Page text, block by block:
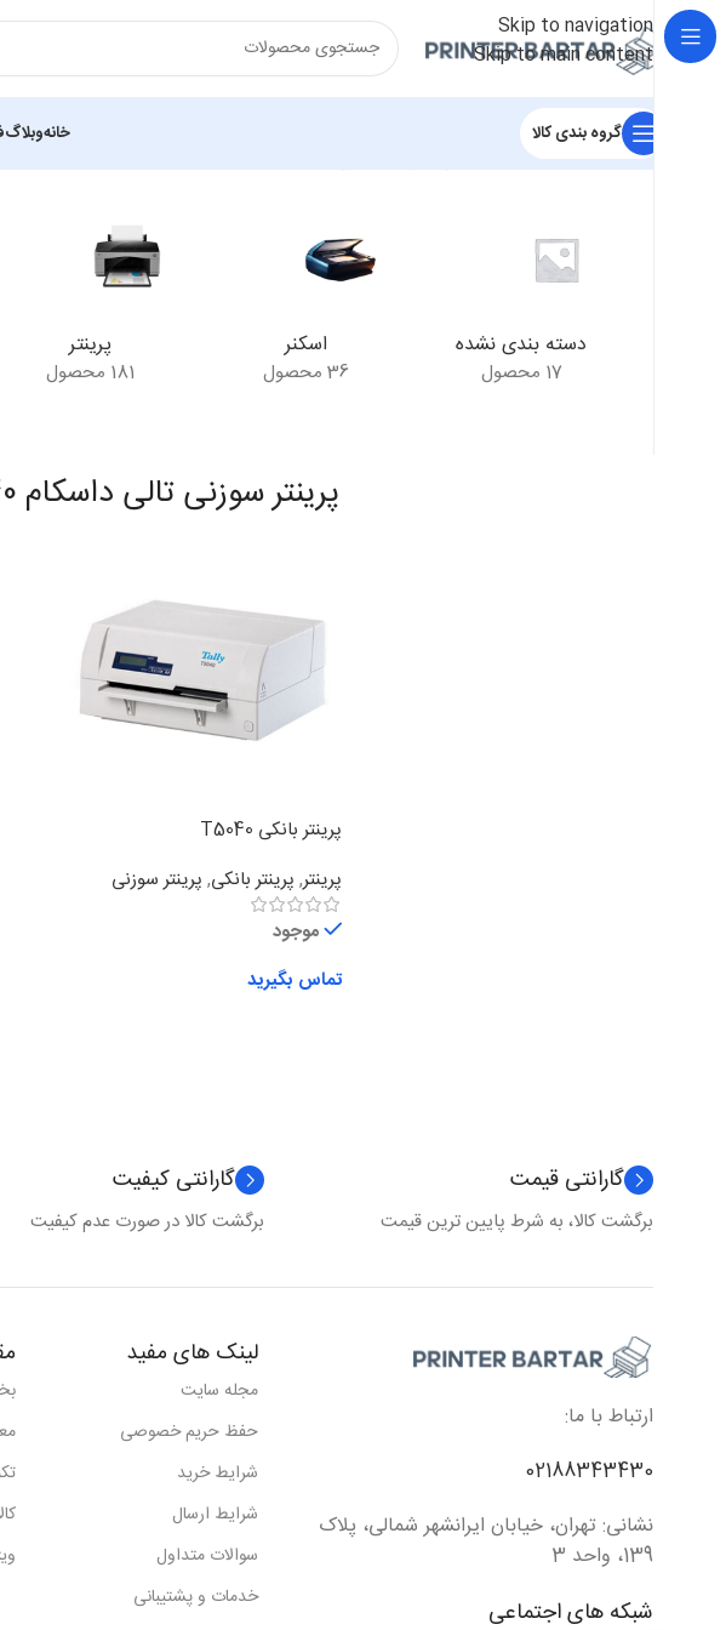
Skip to navigation
Skip to main content
گروه بندی کالا خانهوبلاگ
خانه/محصولات برچسب خورده “پرینتر سوزنی تالی داسکام T5040”
دسته بندی نشده
17 محصول
اسکنر
36 محصول
پرینتر
181 محصول
پرینتر سوزنی تالی داسکام T5040
پرینتر بانکی T5040
پرینتر, پرینتر بانکی, پرینتر سوزنی
موجود
تماس بگیرید
گارانتی قیمت
برگشت کالا، به شرط پایین ترین قیمت
گارانتی کیفیت
برگشت کالا در صورت عدم کیفیت
ارتباط با ما:
02188343430
نشانی: تهران، خیابان ایرانشهر شمالی، پلاک
139، واحد 3
شبکه های اجتماعی
لینک های مفید
مجله سایت
حفظ حریم خصوصی
شرایط خرید
شرایط ارسال
سوالات متداول
خدمات و پشتیبانی